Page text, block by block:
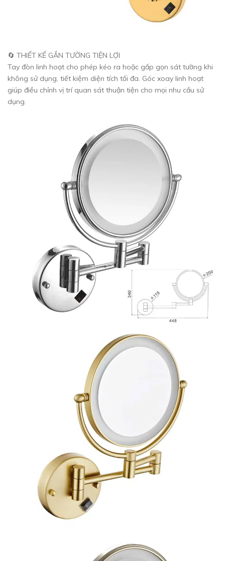
🔄 THIẾT KẾ GẮN TƯỜNG TIỆN LỢI
Tay đòn linh hoạt cho phép kéo ra hoặc gấp gọn sát tường khi
không sử dụng, tiết kiệm diện tích tối đa. Góc xoay linh hoạt
giúp điều chỉnh vị trí quan sát thuận tiện cho mọi nhu cầu sử
dụng.